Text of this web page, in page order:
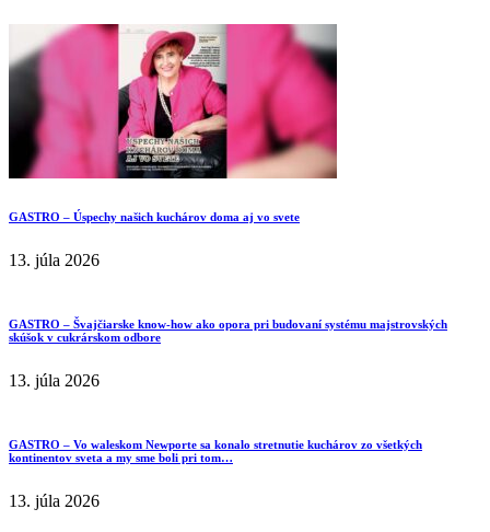
GASTRO – Úspechy našich kuchárov doma aj vo svete
13. júla 2026
GASTRO – Švajčiarske know-how ako opora pri budovaní systému majstrovských
skúšok v cukrárskom odbore
13. júla 2026
GASTRO – Vo waleskom Newporte sa konalo stretnutie kuchárov zo všetkých
kontinentov sveta a my sme boli pri tom…
13. júla 2026